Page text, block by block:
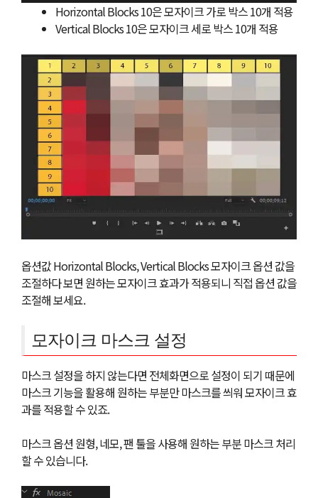
Horizontal Blocks 10은 모자이크 가로 박스 10개 적용
Vertical Blocks 10은 모자이크 세로 박스 10개 적용
옵션값 Horizontal Blocks, Vertical Blocks 모자이크 옵션 값을
조절하다 보면 원하는 모자이크 효과가 적용되니 직접 옵션 값을
조절해 보세요.
모자이크 마스크 설정
마스크 설정을 하지 않는다면 전체화면으로 설정이 되기 때문에
마스크 기능을 활용해 원하는 부분만 마스크를 씌워 모자이크 효
과를 적용할 수 있죠.
마스크 옵션 원형, 네모, 팬 툴을 사용해 원하는 부분 마스크 처리
할 수 있습니다.